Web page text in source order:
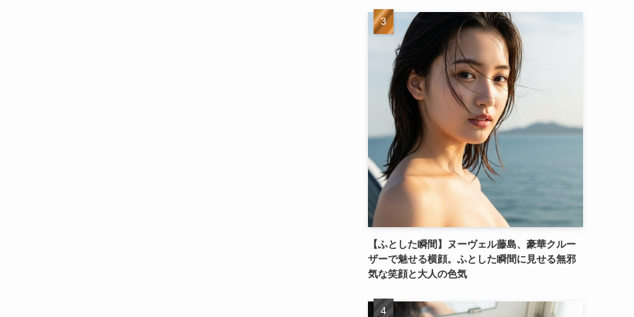
【ふとした瞬間】ヌーヴェル藤島、豪華クルー
ザーで魅せる横顔。ふとした瞬間に見せる無邪
気な笑顔と大人の色気